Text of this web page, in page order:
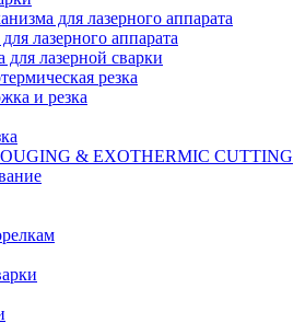
для лазерного аппарата
лазерного аппарата
лазерной сварки
резка
и резка
& EXOTHERMIC CUTTING